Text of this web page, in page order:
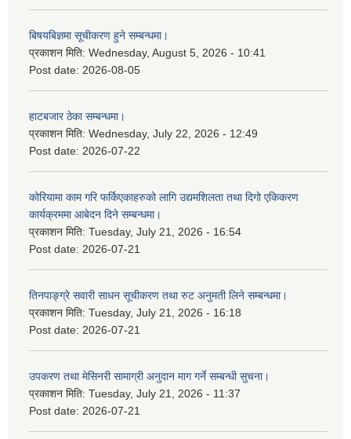
बिषयबिज्ञमा सूचीकरण हुने सम्बन्धमा।
प्रकाशन मिति: Wednesday, August 5, 2026 - 10:41
Post date: 2026-08-05
हाटबजार ठेका सम्बन्धमा।
प्रकाशन मिति: Wednesday, July 22, 2026 - 12:49
Post date: 2026-07-22
कोरियामा काम गरि फर्किएकाहरुको लागि उद्यमशिलता तथा दिगो एकिकरण
कार्यक्रममा आबेदन दिने सम्बन्धमा।
प्रकाशन मिति: Tuesday, July 21, 2026 - 16:54
Post date: 2026-07-21
तिनपाङ्ग्रे सवारी साधन सूचीकरण तथा रुट अनुमती लिने सम्बन्धमा।
प्रकाशन मिति: Tuesday, July 21, 2026 - 16:18
Post date: 2026-07-21
उपकरण तथा मेसिनरी सामाग्री अनुदान माग गर्ने सम्बन्धी सुचना।
प्रकाशन मिति: Tuesday, July 21, 2026 - 11:37
Post date: 2026-07-21